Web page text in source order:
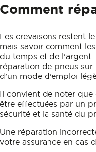
Comment
Les crevaisons restent
mais savoir comment
du temps et de
réparation de pneus
d’un mode d’emploi
Il convient de noter que
être effectuées par un
sécurité et la santé du
Une réparation
votre assurance en cas